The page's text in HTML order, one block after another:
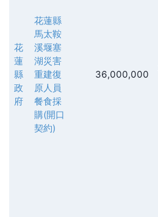
花
蓮
縣
政
府
花蓮縣
馬太鞍
溪堰塞
湖災害
重建復
原人員
餐食採
購(開口
契約)
36,000,000